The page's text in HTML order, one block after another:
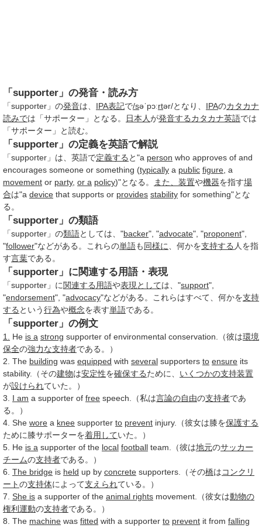
「supporter」の発音・読み方
「supporter」の発音は、 IPA表記で/səˈpɔːrtər/となり、 IPAのカタカナ
読みでは「サポーター」となる。 日本人が発音するカタカナ英語では
「サポーター」と読む。
「supporter」の定義を英語で解説
「supporter」は、英語で定義する と"a person who approves of and
encourages someone or something (typically a public figure , a
movement or party, or a policy)"となる。 また、 装置や機器を指す場
合は"a device that supports or provides stability for something"とな
る。
「supporter」の類語
「supporter」の類語としては、"backer", "advocate", "proponent",
"follower"などがある。これらの単語も同様に 、何かを支持する 人を指
す言葉である。
「supporter」に関連する用語・表現
「supporter」に関連する用語や表現としては、"support",
"endorsement", "advocacy"などがある。これらはすべて、何かを支持
する という行為や概念を表す単語である。
「supporter」の例文
1. He is a strong supporter of environmental conservation.（彼は環境
保全の強力な支持者である。）
2. The building was equipped with several supporters to ensure its
stability.（その建物は安定性を確保するために、 いくつかの支持装置
が設けられていた。）
3. I am a supporter of free speech.（私は言論の自由の支持者であ
る。）
4. She wore a knee supporter to prevent injury.（彼女は膝を保護する
ために膝サポーターを着用していた。）
5. He is a supporter of the local football team.（彼は地元のサッカー
チームの支持者である。）
6. The bridge is held up by concrete supporters.（その橋はコンクリ
ートの支持体によって支えられている。）
7. She is a supporter of the animal rights movement.（彼女は動物の
権利運動の支持者である。）
8. The machine was fitted with a supporter to prevent it from falling